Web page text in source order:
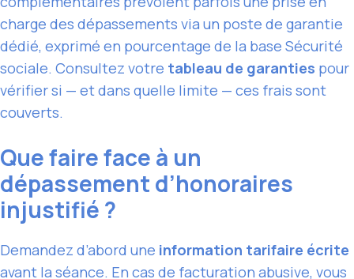
charge des dépassements via un poste de garantie
dédié, exprimé en pourcentage de la base Sécurité
sociale. Consultez votre tableau de garanties pour
vérifier si — et dans quelle limite — ces frais sont
couverts.
Que faire face à un
dépassement d’honoraires
injustifié ?
Demandez d’abord une information tarifaire écrite
avant la séance. En cas de facturation abusive, vous